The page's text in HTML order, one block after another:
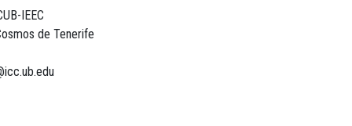
IEEC
de Tenerife